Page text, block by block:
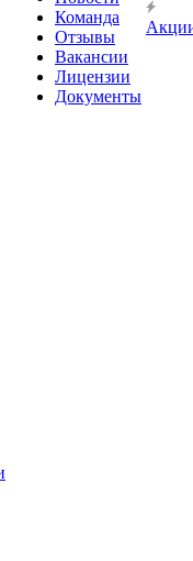
Команда
Отзывы
Вакансии
Лицензии
Документы